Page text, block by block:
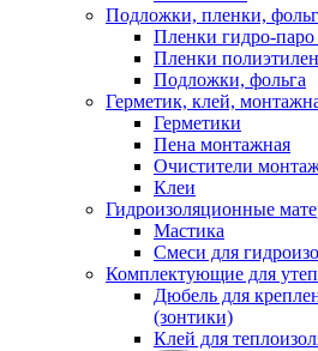
Подложки, пленки,
Пленки гидро-паро
Пленки
Подложки, фольга
Герметик, клей,
Герметики
Пена монтажная
Очистители
Клеи
Гидроизоляционные
Мастика
Смеси для
Комплектующие для
Дюбель для
(зонтики)
Клей для